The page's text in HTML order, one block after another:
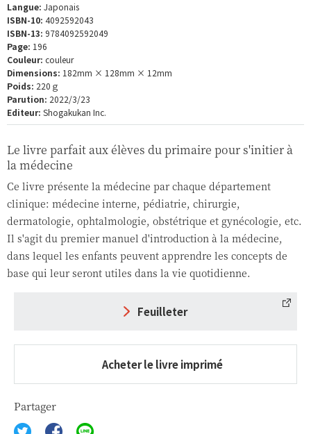
Langue: Japonais
ISBN-10: 4092592043
ISBN-13: 9784092592049
Page: 196
Couleur: couleur
Dimensions: 182mm × 128mm × 12mm
Poids: 220ｇ
Parution: 2022/3/23
Editeur: Shogakukan Inc.
Le livre parfait aux élèves du primaire pour s'initier à
la médecine
Ce livre présente la médecine par chaque département
clinique: médecine interne, pédiatrie, chirurgie,
dermatologie, ophtalmologie, obstétrique et gynécologie, etc.
Il s'agit du premier manuel d'introduction à la médecine,
dans lequel les enfants peuvent apprendre les concepts de
base qui leur seront utiles dans la vie quotidienne.
Feuilleter
Acheter le livre imprimé
Partager